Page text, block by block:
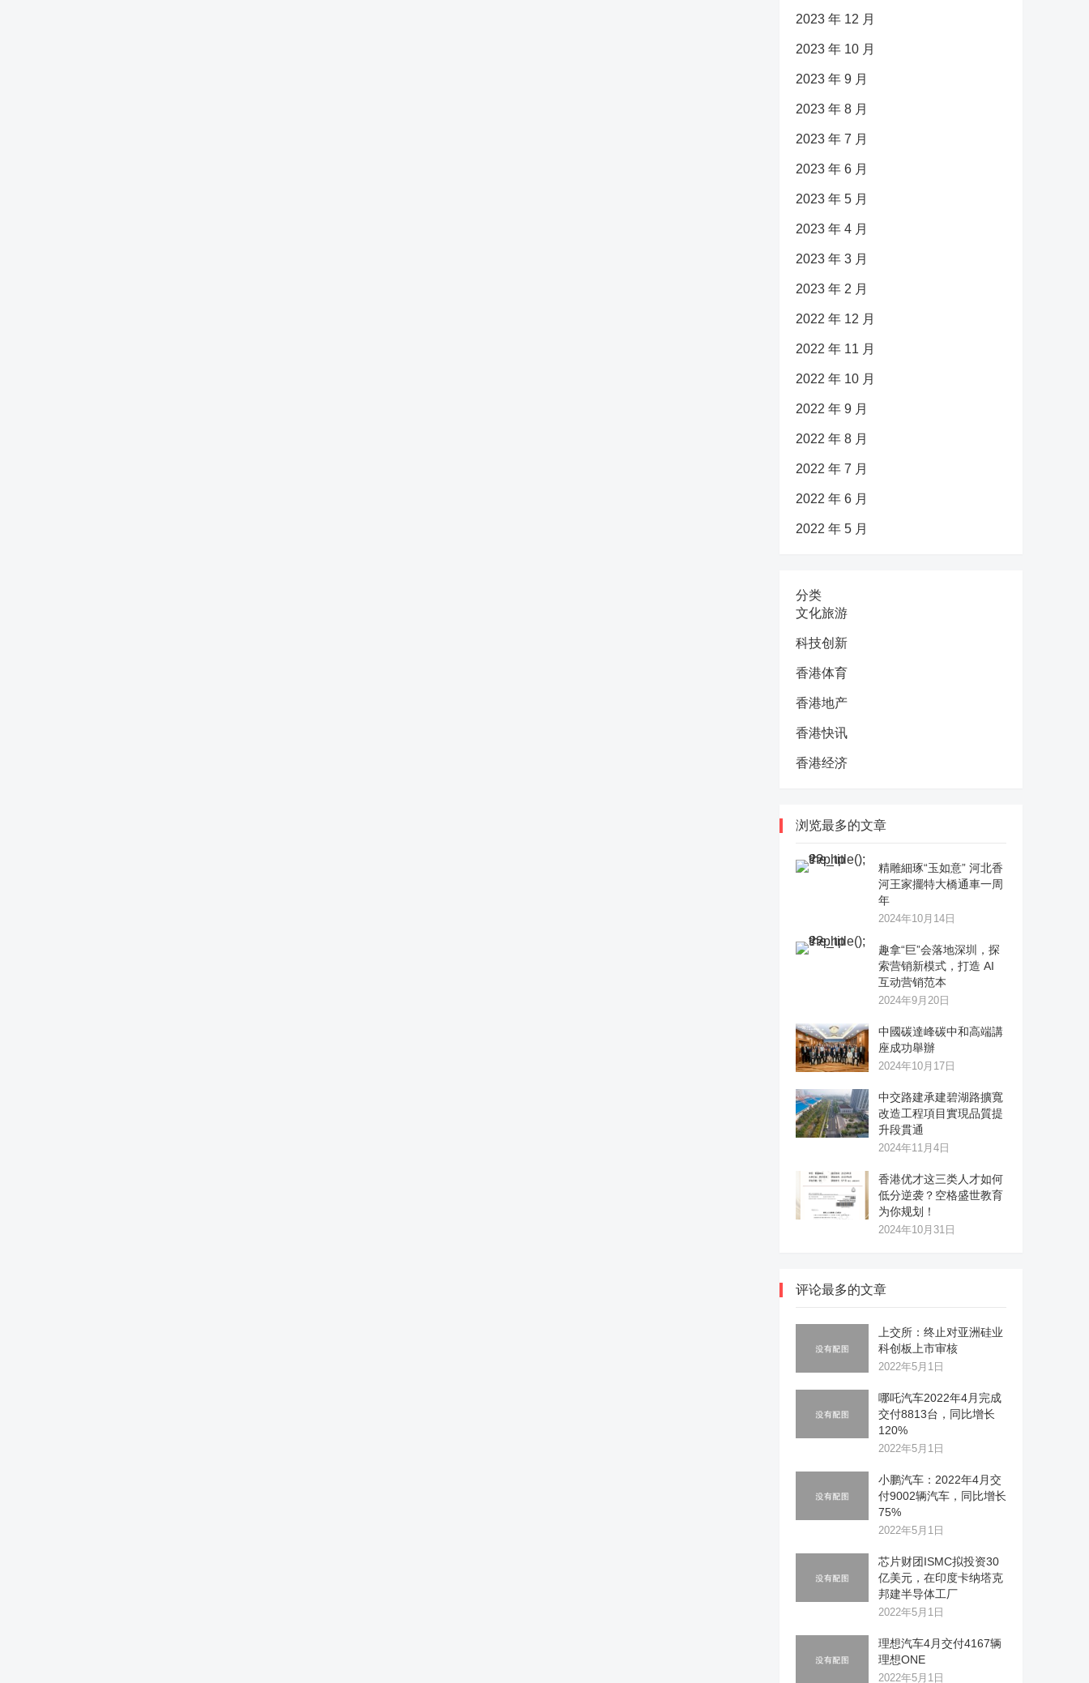
2023 年 12 月
2023 年 10 月
2023 年 9 月
2023 年 8 月
2023 年 7 月
2023 年 6 月
2023 年 5 月
2023 年 4 月
2023 年 3 月
2023 年 2 月
2022 年 12 月
2022 年 11 月
2022 年 10 月
2022 年 9 月
2022 年 8 月
2022 年 7 月
2022 年 6 月
2022 年 5 月
分类
文化旅游
科技创新
香港体育
香港地产
香港快讯
香港经济
浏览最多的文章
精雕細琢“玉如意” 河北香
河王家擺特大橋通車一周
年
2024年10月14日
趣拿“巨”会落地深圳，探
索营销新模式，打造 AI
互动营销范本
2024年9月20日
中國碳達峰碳中和高端講
座成功舉辦
2024年10月17日
中交路建承建碧湖路擴寬
改造工程項目實現品質提
升段貫通
2024年11月4日
香港优才这三类人才如何
低分逆袭？空格盛世教育
为你规划！
2024年10月31日
评论最多的文章
上交所：终止对亚洲硅业
科创板上市审核
2022年5月1日
哪吒汽车2022年4月完成
交付8813台，同比增长
120%
2022年5月1日
小鹏汽车：2022年4月交
付9002辆汽车，同比增长
75%
2022年5月1日
芯片财团ISMC拟投资30
亿美元，在印度卡纳塔克
邦建半导体工厂
2022年5月1日
理想汽车4月交付4167辆
理想ONE
2022年5月1日